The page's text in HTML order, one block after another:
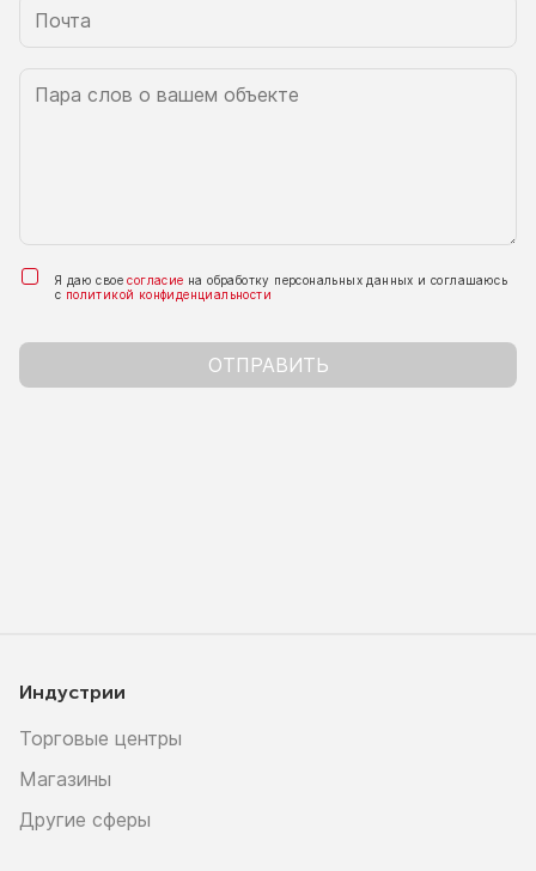
Я даю своесогласие на обработку персональных данных и соглашаюсь
с политикой конфиденциальности
ОТПРАВИТЬ
Индустрии
Торговые центры
Магазины
Другие сферы